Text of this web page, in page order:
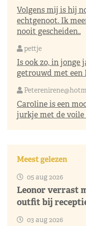
Volgens mij is hij
echtgenoot. Ik
nooit gescheiden..
pettje
Is ook zo, in jonge
getrouwd met een
Caroline is een
jurkje met de voile
Meest gelezen
05 aug 2026
Leonor verrast
outfit bij
03 aug 2026